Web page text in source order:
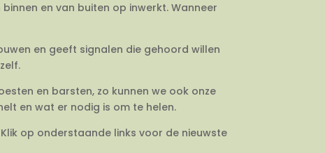
en van buiten op inwerkt. Wanneer
en geeft signalen die gehoord willen
en barsten, zo kunnen we ook onze
en wat er nodig is om te helen.
op onderstaande links voor de nieuwste